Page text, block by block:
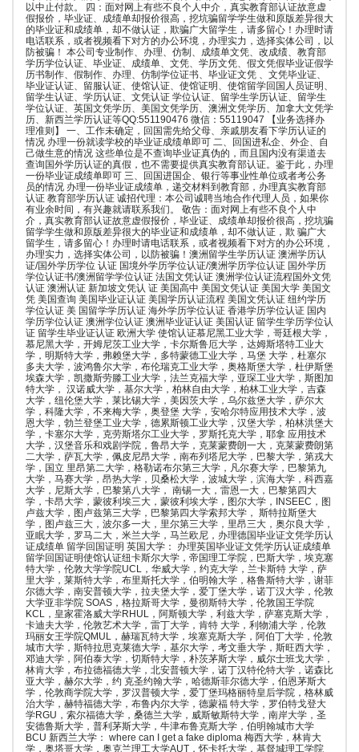
以中止付款。 四：面对网上有些不良个人中介，真实教育部认证故意虚
假报价，毕业证、成绩单却报价很高，挖坑骗留学学生做和原版差异很大
的毕业证和成绩单，却不做认证，欺骗广大留学生，请多留心！办理时请
电话联系，或者视频看下对方的办公环境，办理实力，选择实体公司，以
防被骗！ 本公司专业制作、办理、仿制、成绩单文凭、改成绩、教育部
学历学位认证、毕业证、成绩单、文凭、学历文凭、假文凭假毕业证假学
历书制作、假制作、办理、仿制学位证书、毕业证文凭 、文凭毕业证、
毕业证认证、留服认证、使馆认证、使馆证明、使馆留学回国人员证明、
留学生认证、学历认证、文凭认证 学位认证、留学生学历认证、留学生
学位认证、英国文凭学历、美国文凭学历、澳洲文凭学历、加拿大文凭学
历、新西兰学历认证等QQ:551190476 微信：55119047 【业务选择办
理准则】 一、工作未确定，回国需先给父母、亲戚朋友看下学历认证的
情况 办理一份就读学校的毕业证成绩单即可 二、回国进私企、外企、自
己做生意的情况 这些单位是不查询毕业证真伪的，而且国内没有渠道去
查询国外学历认证的真假，也不需要提供真实教育部认证。鉴于此，办理
一份毕业证成绩单即可 三、回国进国企、银行等事业性单位或者考公务
员的情况 办理一份毕业证成绩单，递交材料到教育部，办理真实教育部
认证 教育部学历认证 诚招代理：本公司诚聘当地合作代理人员，如果你
有业余时间，有兴趣就请联系我们。 敬告：面对网上有些不良个人中
介，真实教育部认证故意虚假报价，毕业证、成绩单却报价很高，挖坑骗
留学学生做和原版差异很大的毕业证和成绩单，却不做认证，欺 骗广大
留学生，请多留心！办理时请电话联系，或者视频看下对方的办公环境，
办理实力，选择实体公司，以防被骗！澳洲留学生学历认证 澳洲学历认
证/国外学历学位 认证 国境外学历学位认证/澳洲学历学位认证 国外学历
学位认证书/澳洲留学学位认证 法国文凭认证 澳洲学位认证流程国外文凭
认证 澳洲认证 新加坡文凭认 证 美国高中 美国文凭认证 美国大学 美国文
凭 美国查询 美国毕业证认证 美国学历认证流程 美国文凭认证 纽约学历
学位认证 美 国留学学历认证 海外学历学位认证 香港学历学位认证 国内
学历学位认证 澳洲学位认证 澳洲毕业证认证 美国认证 留学生学历学位认
证 留学生毕业证认证 欧洲大学 使馆认证慕尼黑工业大学，哥廷根大学，
慕尼黑大学，开姆尼茨工业大学，卡尔斯鲁厄大学，达姆斯塔特工业大
学，明斯特大学，弗赖堡大学，多特蒙德工业大学，马堡 大学，杜塞尔
多夫大学，波鸿鲁尔大学，布伦瑞克工业大学，奥格斯堡大学，杜伊斯堡
埃森大学，凯撒斯劳滕工业大学，法兰克福大学，亚琛工业大学，斯图加
特大学， 汉诺威大学，基尔大学，柏林自由大学，柏林工业大学，吉森
大学，纽伦堡大学，莱比锡大学，美因茨大学，乌尔兹堡大学，萨尔大
学，科隆大学，不来梅大学，奥登堡 大学，安哈尔特应用技术大学，波
恩大学，勃兰登堡工业大学，德累斯顿工业大学，汉堡大学，柏林洪堡大
学，卡塞尔大学，克劳斯塔尔工业大学，罗斯托克大学，耶拿 应用技术
大学，汉堡音乐和戏剧学院，鲁昂大学，克莱蒙费朗一大，克莱蒙费朗第
二大学，萨瓦大学，佩皮尼昂大学，南布列塔尼大学，巴黎大学，第戎大
学，国立 里昂第二大学，格勒诺布尔第三大学，凡尔赛大学，巴黎第九
大学，马赛大学，昂热大学，贝桑松大学，波城大学，滨海大学，科西嘉
大学，尼斯大学，巴黎第八大学， 南锡一大，雷恩一大，巴黎第四大
学，卡昂大学，蒙彼利埃三大，蒙彼利埃大学，图尔大学，INSEEC，图
卢兹大学，图卢兹第三大学，巴黎第四大学索邦大学， 斯特拉斯堡大
学，图卢兹三大，波尔多一大，里尔第三大学，里昂三大，奥尔良大学，
亚眠大学，罗马二大，米兰大学，马兰欧尼，办理德国毕业证文凭学历认
证成绩单 留学回国证明 英国大学： 办理英国毕业证文凭学历认证成绩单
留学回国证明使馆认证纽卡斯尔大学，帝国理工学院，巴斯大学，埃克塞
特大学，伦敦大学学院UCL，华威大学，约克大学，兰卡斯特 大学，萨
里大学，莱斯特大学，布里斯托大学，伯明翰大学，格鲁斯特大学，谢菲
尔德大学，南安普顿大学，拉夫堡大学，爱丁堡大学，诺丁汉大学，伦敦
大学亚非学院 SOAS，格拉斯哥大学，曼彻斯特大学，伦敦国王学院
KCL，皇家霍洛威大学RHUL，阿斯顿大学，利兹大学，萨塞克斯大学，
卡迪夫大学，伦敦艺术大学，雷丁大学，肯特 大学，利物浦大学，伦敦
玛丽女王学院QMUL，赫瑞瓦特大学，埃塞克斯大学，阿伯丁大学，伦敦
城市大学，斯特拉思克莱德大学，基尔大学，考文垂大学，斯旺西大学，
邓迪大学，阿伯泰大学，切斯特大学，朴茨茅斯大学，威尔士班戈大学，
林肯大学，布拉德福德大学，北安普顿大学，诺丁汉特伦特大学，诺森比
亚大学，赫尔大学，约 克圣约翰大学，哈德斯菲尔德大学，伯恩茅斯大
学，伦敦商学院大学，罗汉普顿大学，爱丁堡玛格丽特皇后学院，格林威
治大学，赫特福德大学，布鲁内尔大学，德蒙福 特大学，罗伯特戈登大
学RGU，索尔福德大学，桑德兰大学，威斯敏斯特大学，南岸大学，圣
安德鲁斯大学，普利茅斯大学，牛津布鲁克斯大学，伯明翰城市大学
BCU 新西兰大学： where can I get a fake diploma 梅西大学，林肯大
学，奥塔哥大学，奥克兰理工大学AUT，怀卡托大学，基督城理工学院